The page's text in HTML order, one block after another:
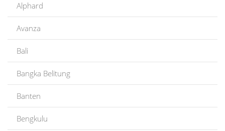
Alphard
Avanza
Bali
Bangka Belitung
Banten
Bengkulu